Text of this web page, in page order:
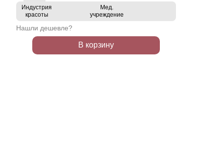
Индустрия
красоты
Мед.
учреждение
Нашли дешевле?
В корзину